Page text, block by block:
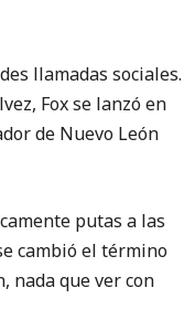
llamadas sociales.
Fox se lanzó en
de Nuevo León
putas a las
cambió el término
nada que ver con